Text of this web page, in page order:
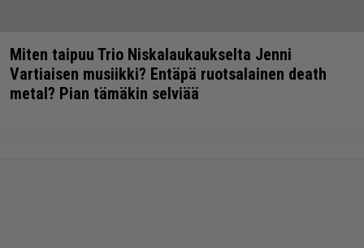
Miten taipuu Trio Niskalaukaukselta Jenni
Vartiaisen musiikki? Entäpä ruotsalainen death
metal? Pian tämäkin selviää